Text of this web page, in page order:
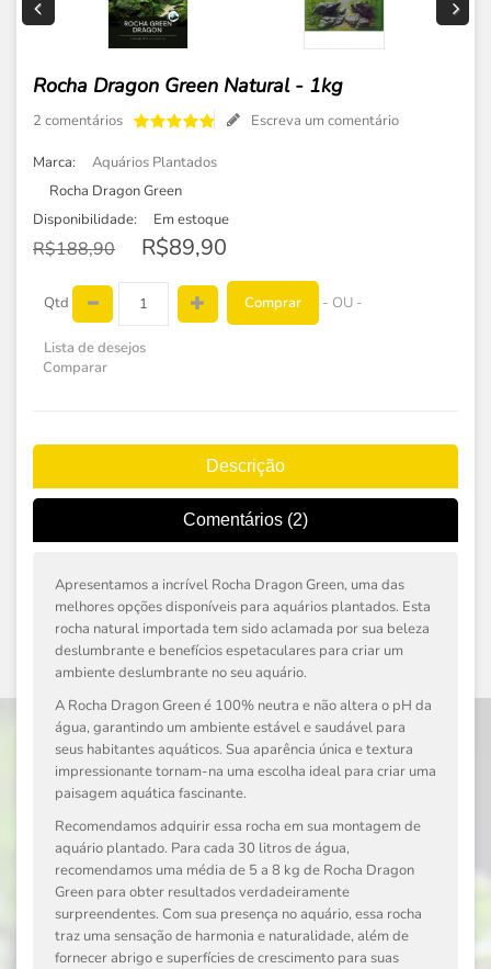
Rocha Dragon Green Natural - 1kg
2 comentários Escreva um comentário
Marca:
Aquários Plantados
Rocha Dragon Green
Disponibilidade:
Em estoque
R$188,90 R$89,90
Qtd Comprar - OU -
Lista de desejos
Comparar
Descrição
Comentários (2)
Apresentamos a incrível Rocha Dragon Green, uma das
melhores opções disponíveis para aquários plantados. Esta
rocha natural importada tem sido aclamada por sua beleza
deslumbrante e benefícios espetaculares para criar um
ambiente deslumbrante no seu aquário.
A Rocha Dragon Green é 100% neutra e não altera o pH da
água, garantindo um ambiente estável e saudável para
seus habitantes aquáticos. Sua aparência única e textura
impressionante tornam-na uma escolha ideal para criar uma
paisagem aquática fascinante.
Recomendamos adquirir essa rocha em sua montagem de
aquário plantado. Para cada 30 litros de água,
recomendamos uma média de 5 a 8 kg de Rocha Dragon
Green para obter resultados verdadeiramente
surpreendentes. Com sua presença no aquário, essa rocha
traz uma sensação de harmonia e naturalidade, além de
fornecer abrigo e superfícies de crescimento para suas